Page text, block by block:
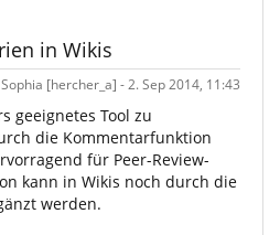
in Wikis
[hercher_a] - 2. Sep 2014, 11:43
geeignetes Tool zu
die Kommentarfunktion
für Peer-Review-
kann in Wikis noch durch die
werden.